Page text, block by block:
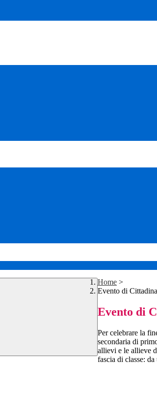
Home >
Evento di
Evento di
Per celebrare la
secondaria di
allievi e le allieve
fascia di classe: